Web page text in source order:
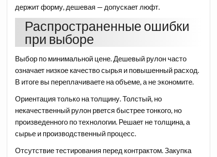
держит форму, дешевая — допускает люфт.
Распространенные ошибки
при выборе
Выбор по минимальной цене. Дешевый рулон часто
означает низкое качество сырья и повышенный расход.
В итоге вы переплачиваете на объеме, а не экономите.
Ориентация только на толщину. Толстый, но
некачественный рулон рвется быстрее тонкого, но
произведенного по технологии. Решает не толщина, а
сырье и производственный процесс.
Отсутствие тестирования перед контрактом. Закупка